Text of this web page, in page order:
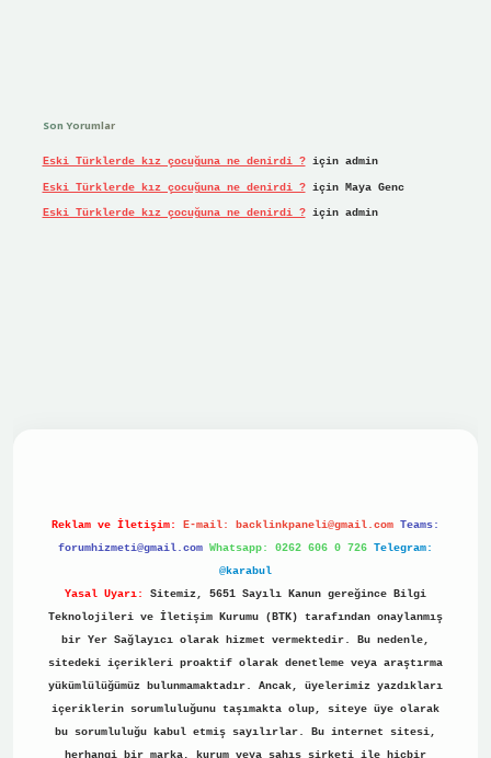
Son Yorumlar
Eski Türklerde kız çocuğuna ne denirdi ?için admin
Eski Türklerde kız çocuğuna ne denirdi ?için Maya Genc
Eski Türklerde kız çocuğuna ne denirdi ?için admin
Reklam ve İletişim: E-mail: backlinkpaneli@gmail.com
Teams:
forumhizmeti@gmail.com Whatsapp: 0262 606 0 726
Telegram:
@karabul
Yasal Uyarı:
Sitemiz, 5651 Sayılı Kanun gereğince Bilgi
Teknolojileri ve İletişim Kurumu (BTK) tarafından onaylanmış
bir Yer Sağlayıcı olarak hizmet vermektedir. Bu nedenle,
sitedeki içerikleri proaktif olarak denetleme veya araştırma
yükümlülüğümüz bulunmamaktadır. Ancak, üyelerimiz yazdıkları
içeriklerin sorumluluğunu taşımakta olup, siteye üye olarak
bu sorumluluğu kabul etmiş sayılırlar. Bu internet sitesi,